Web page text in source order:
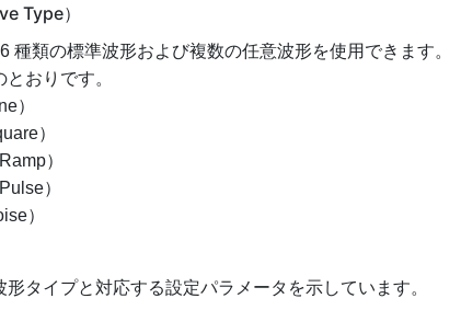
Type）
種類の標準波形および複数の任意波形を使用できます。
おりです。
）
）
）
）
）
形タイプと対応する設定パラメータを示しています。